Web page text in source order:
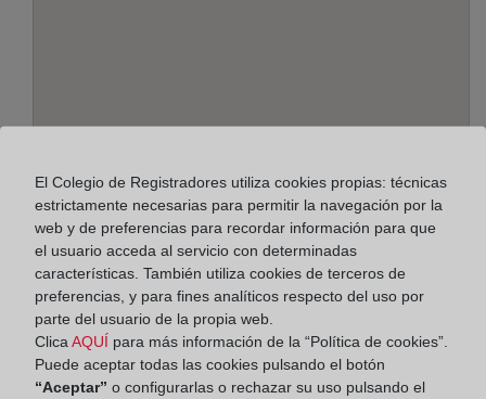
Dirección:
Avda Teniente Montesinos 8 Torre Z plantas 1 y 2,
30100
Horario:
De lunes a viernes de 09:00 a 17:00 horas
Agosto: De lunes a viernes de 09:00 a 14:00 horas
El Colegio de Registradores utiliza cookies propias: técnicas
estrictamente necesarias para permitir la navegación por la
web y de preferencias para recordar información para que
el usuario acceda al servicio con determinadas
características. También utiliza cookies de terceros de
preferencias, y para fines analíticos respecto del uso por
parte del usuario de la propia web.
Clica AQUÍ para más información de la “Política de cookies”.
Puede aceptar todas las cookies pulsando el botón
“Aceptar” o configurarlas o rechazar su uso pulsando el